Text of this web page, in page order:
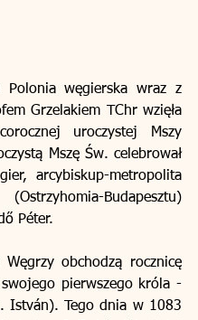
Polonia węgierska wraz z
Grzelakiem TChr wzięła
uroczystej Mszy
Mszę Św. celebrował
arcybiskup-metropolita
Budapesztu)
Péter.
obchodzą rocznicę
pierwszego króla -
István). Tego dnia w 1083